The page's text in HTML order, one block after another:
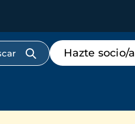
Menú
de
destacados
Hazte socio/a